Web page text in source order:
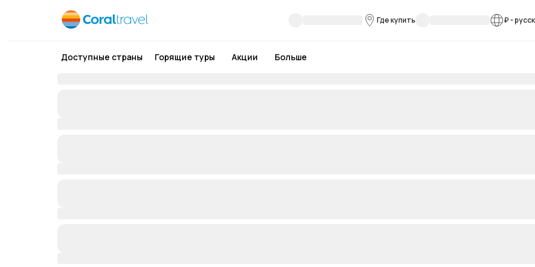
Где купить ₽-
Доступные страны Горящие туры Акции Больше